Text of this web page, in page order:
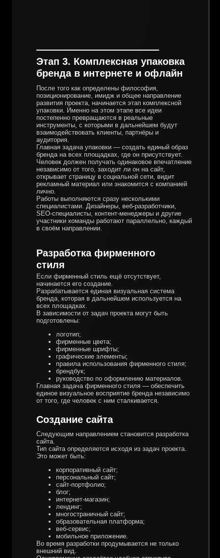
Этап 3. Комплексная упаковка
бренда в интернете и офлайн
После того как определены философия,
позиционирование, имидж и общее направление
развития проекта, начинается этап комплексной
упаковки. Именно на этом этапе все идеи
постепенно превращаются в реальные
инструменты, с которыми в дальнейшем будут
взаимодействовать клиенты, партнёры и
аудитория.
Главная задача упаковки — создать единый образ
бренда на всех площадках, где он присутствует.
Человек должен получать одинаковое впечатление
независимо от того, заходит ли он на сайт,
открывает страницу в социальной сети, видит
рекламный материал или знакомится с компанией
лично.
Работы выполняются сразу несколькими
специалистами. Дизайнеры, веб-разработчики,
SEO-специалисты, контент-менеджеры и другие
участники команды работают параллельно, каждый
в своём направлении.
Разработка фирменного
стиля
Если фирменный стиль ещё отсутствует,
начинается его создание.
Разрабатывается единая визуальная система
бренда, которая в дальнейшем используется на
всех площадках.
В зависимости от задач проекта могут быть
подготовлены:
логотип;
фирменные цвета;
фирменные шрифты;
графические элементы;
правила использования фирменного стиля;
брендбук;
руководство по оформлению материалов.
Главная задача фирменного стиля — обеспечить
единое визуальное восприятие бренда независимо
от того, где человек с ним сталкивается.
Создание сайта
Следующим направлением становится разработка
сайта.
Тип сайта определяется исходя из задач проекта.
Это может быть:
корпоративный сайт;
персональный сайт;
сайт-портфолио;
блог;
интернет-магазин;
лендинг;
многостраничный сайт;
образовательная платформа;
веб-сервис;
мобильное приложение.
Во время разработки продумывается не только
внешний вид.